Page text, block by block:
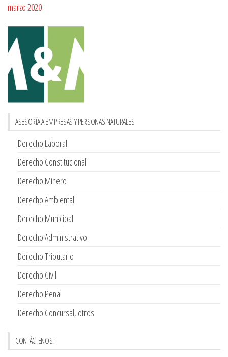
marzo 2020
ASESORÍA A EMPRESAS Y PERSONAS NATURALES
Derecho Laboral
Derecho Constitucional
Derecho Minero
Derecho Ambiental
Derecho Municipal
Derecho Administrativo
Derecho Tributario
Derecho Civil
Derecho Penal
Derecho Concursal, otros
CONTÁCTENOS: